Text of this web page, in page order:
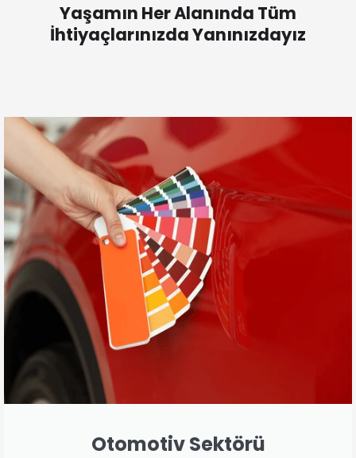
Yaşamın Her Alanında Tüm
İhtiyaçlarınızda Yanınızdayız
Otomotiv Sektörü